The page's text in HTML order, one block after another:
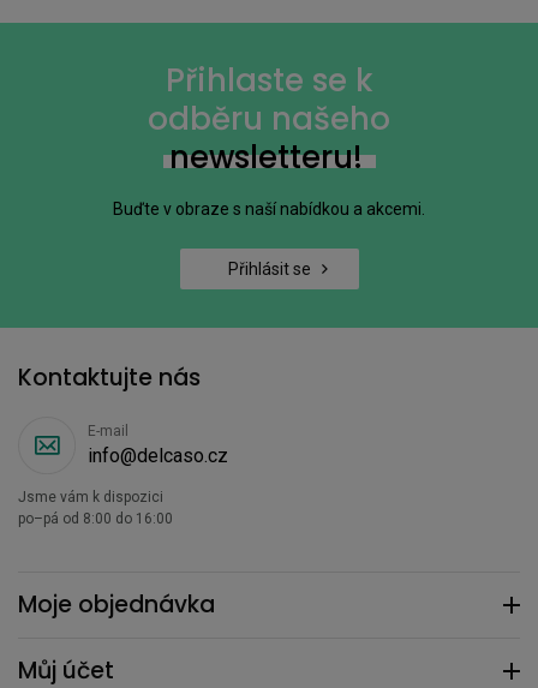
Přihlaste se k
odběru našeho
newsletteru!
Buďte v obraze s naší nabídkou a akcemi.
Přihlásit se
Moje objednávka
Můj účet
Kontaktujte nás
E-mail
info@delcaso.cz
Jsme vám k dispozici
po–pá od 8:00 do 16:00